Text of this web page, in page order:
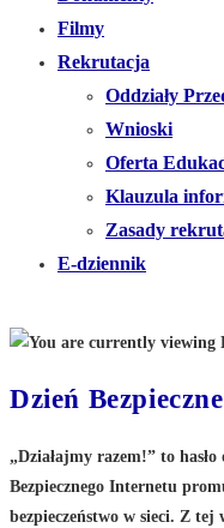
Filmy
Rekrutacja
Oddziały
Wnioski
Oferta
Klauzula
Zasady
E-dziennik
Dzień
„Działajmy razem!” to
Bezpiecznego Internetu
bezpieczeństwo w sieci. Z tej